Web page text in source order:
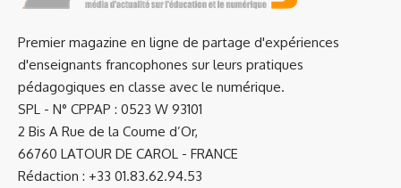
Premier magazine en ligne de partage d'expériences
d'enseignants francophones sur leurs pratiques
pédagogiques en classe avec le numérique.
SPL - N° CPPAP : 0523 W 93101
2 Bis A Rue de la Coume d’Or,
66760 LATOUR DE CAROL - FRANCE
Rédaction : +33 01.83.62.94.53